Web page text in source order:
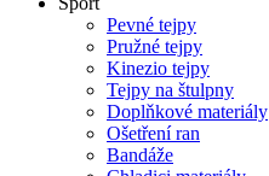
Pevné tejpy
Pružné tejpy
Kinezio tejpy
Tejpy na štulpny
Doplňkové materiály
Ošetření ran
Bandáže